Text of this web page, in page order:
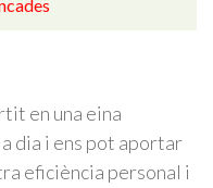
en una eina
dia i ens pot aportar
eficiència personal i